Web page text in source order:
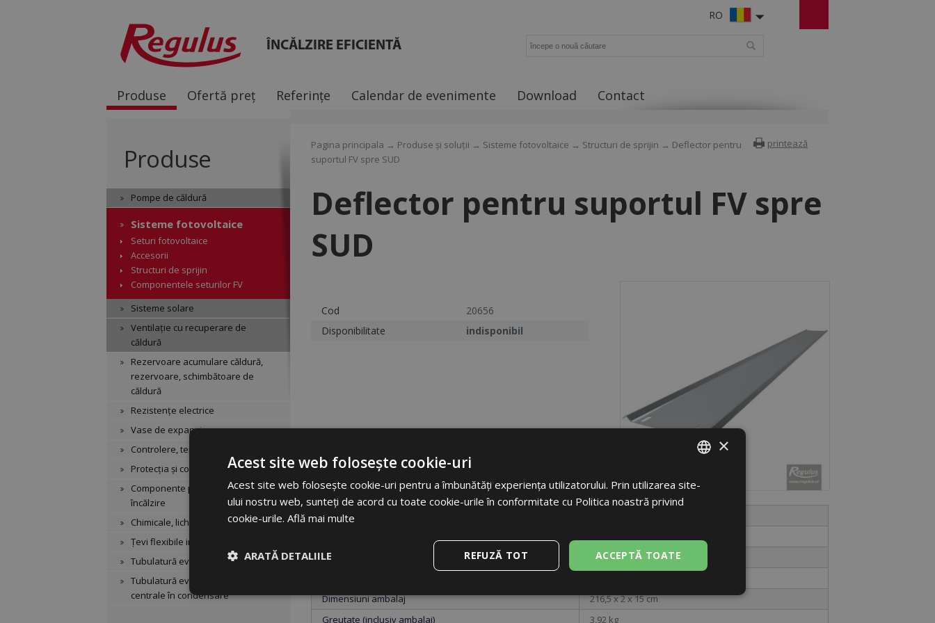
ÎNCĂLZIRE EFICIENTĂ
RO
Produse Ofertă preț Referințe Calendar de evenimente Download Contact
Produse
Pompe de căldură
Sisteme fotovoltaice
Seturi fotovoltaice
Accesorii
Structuri de sprijin
Componentele seturilor FV
Sisteme solare
Ventilație cu recuperare de
căldură
Rezervoare acumulare căldură,
rezervoare, schimbătoare de
căldură
Rezistențe electrice
Vase de expansiune
Controlere, termostate
Protecția și controlul cazanelor
Componente pentru sistemele de
încălzire
Chimicale, lichide
Țevi flexibile inox și izolație
Tubulatură evacuare din aluminiu
Tubulatură evacuare din PP pt.
centrale în condensare
printează
Pagina principala → Produse și soluții → Sisteme fotovoltaice → Structuri de sprijin → Deflector pentru
suportul FV spre SUD
Deflector pentru suportul FV spre
SUD
Cod
20656
Disponibilitate
indisponibil
Etichetă
Unități
buc.
Dimensiuni ambalaj
216,5 x 2 x 15 cm
Greutate (inclusiv ambalaj)
3,92 kg
ROMANIAN
ENGLISH
×
Acest site web folosește cookie-uri
Acest site web folosește cookie-uri pentru a îmbunătăți experiența utilizatorului. Prin utilizarea site-
ului nostru web, sunteți de acord cu toate cookie-urile în conformitate cu Politica noastră privind
cookie-urile. Află mai multe
ACCEPTĂ TOATE
REFUZĂ TOT
ARATĂ DETALIILE
Strict necesare De performanță De targetare
De
funcţionalitate
Neclasificate